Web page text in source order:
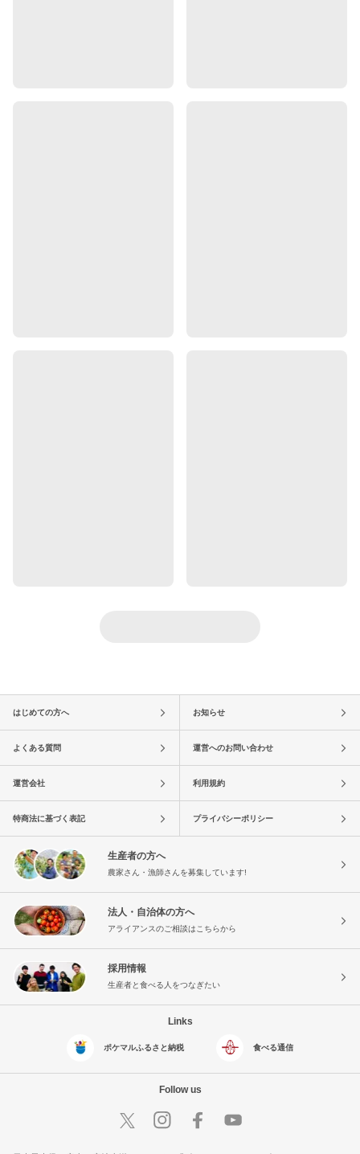
はじめての方へ お知らせ
よくある質問 運営へのお問い合わせ
運営会社 利用規約
特商法に基づく表記 プライバシーポリシー
生産者の方へ
農家さん・漁師さんを募集しています!
法人・自治体の方へ
アライアンスのご相談はこちらから
採用情報
生産者と食べる人をつなぎたい
Links
ポケマルふるさと納税 食べる通信
Follow us